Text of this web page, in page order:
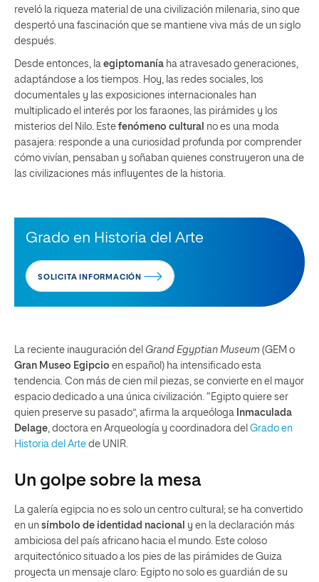
reveló la riqueza material de una civilización milenaria, sino que
despertó una fascinación que se mantiene viva más de un siglo
después.
Desde entonces, la egiptomanía ha atravesado generaciones,
adaptándose a los tiempos. Hoy, las redes sociales, los
documentales y las exposiciones internacionales han
multiplicado el interés por los faraones, las pirámides y los
misterios del Nilo. Este fenómeno cultural no es una moda
pasajera: responde a una curiosidad profunda por comprender
cómo vivían, pensaban y soñaban quienes construyeron una de
las civilizaciones más influyentes de la historia.
Grado en Historia del Arte
SOLICITA INFORMACIÓN
La reciente inauguración del Grand Egyptian Museum (GEM o
Gran Museo Egipcio en español) ha intensificado esta
tendencia. Con más de cien mil piezas, se convierte en el mayor
espacio dedicado a una única civilización. “Egipto quiere ser
quien preserve su pasado”, afirma la arqueóloga
Inmaculada
Delage , doctora en Arqueología y coordinadora del Grado en
Historia del Arte de UNIR.
Un golpe sobre la mesa
La galería egipcia no es solo un centro cultural; se ha convertido
en un símbolo de identidad nacional y en la declaración más
ambiciosa del país africano hacia el mundo. Este coloso
arquitectónico situado a los pies de las pirámides de Guiza
proyecta un mensaje claro: Egipto no solo es guardián de su